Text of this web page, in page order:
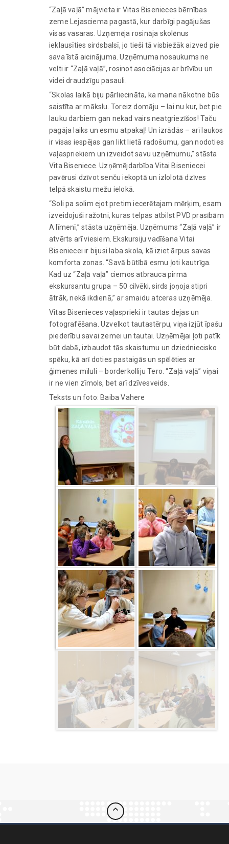
“Zaļā vaļā” mājvieta ir Vitas Bisenieces bērnības
zeme Lejasciema pagastā, kur darbīgi pagājušas
visas vasaras. Uzņēmēja rosināja skolēnus
ieklausīties sirdsbalsī, jo tieši tā visbiežāk aizved pie
sava īstā aicinājuma. Uzņēmuma nosaukums ne
velti ir “Zaļā vaļā”, rosinot asociācijas ar brīvību un
videi draudzīgu pasauli.
“Skolas laikā biju pārliecināta, ka mana nākotne būs
saistīta ar mākslu. Toreiz domāju – lai nu kur, bet pie
lauku darbiem gan nekad vairs neatgriezīšos! Taču
pagāja laiks un esmu atpakaļ! Un izrādās – arī laukos
ir visas iespējas gan likt lietā radošumu, gan nodoties
vaļaspriekiem un izveidot savu uzņēmumu,” stāsta
Vita Biseniece. Uzņēmējdarbība Vitai Biseniecei
pavērusi dzīvot senču iekoptā un izlolotā dzīves
telpā skaistu mežu ielokā.
“Soli pa solim ejot pretim iecerētajam mērķim, esam
izveidojuši ražotni, kuras telpas atbilst PVD prasībām
A līmenī,” stāsta uzņēmēja. Uzņēmums “Zaļā vaļā” ir
atvērts arī viesiem. Ekskursiju vadīšana Vitai
Biseniecei ir bijusi laba skola, kā iziet ārpus savas
komforta zonas. “Savā būtībā esmu ļoti kautrīga.
Kad uz “Zaļā vaļā” ciemos atbrauca pirmā
ekskursantu grupa – 50 cilvēki, sirds joņoja stipri
ātrāk, nekā ikdienā,” ar smaidu atceras uzņēmēja.
Vitas Bisenieces vaļasprieki ir tautas dejas un
fotografēšana. Uzvelkot tautastērpu, viņa izjūt īpašu
piederību savai zemei un tautai. Uzņēmējai ļoti patīk
būt dabā, izbaudot tās skaistumu un dziedniecisko
spēku, kā arī doties pastaigās un spēlēties ar
ģimenes mīluli – borderkolliju Tero. “Zaļā vaļā” viņai
ir ne vien zīmols, bet arī dzīvesveids.
Teksts un foto: Baiba Vahere